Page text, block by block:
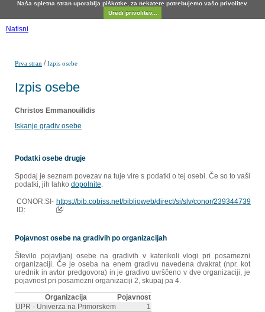
Naša spletna stran uporablja piškotke, za nekatere potrebujemo vašo privolitev.
Uredi privolitev...
Natisni
Prva stran /Izpis osebe
Izpis osebe
Christos Emmanouilidis
Iskanje gradiv osebe
Podatki osebe drugje
Spodaj je seznam povezav na tuje vire s podatki o tej osebi. Če so to vaši
podatki, jih lahko dopolnite.
CONOR.SI-
ID:
https://bib.cobiss.net/biblioweb/direct/si/slv/conor/239344739
Pojavnost osebe na gradivih po organizacijah
Število pojavljanj osebe na gradivih v katerikoli vlogi pri posamezni
organizaciji. Če je oseba na enem gradivu navedena dvakrat (npr. kot
urednik in avtor predgovora) in je gradivo uvrščeno v dve organizaciji, je
pojavnost pri posamezni organizaciji 2, skupaj pa 4.
Organizacija
Pojavnost
UPR - Univerza na Primorskem
1